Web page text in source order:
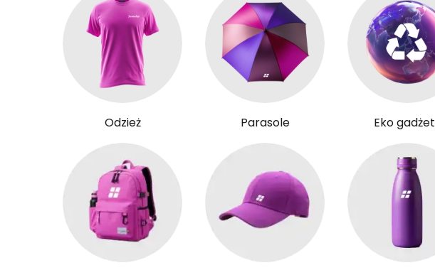
Odzież Parasole Eko